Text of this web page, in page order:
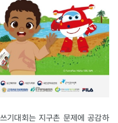
기대회는 지구촌 문제에 공감하